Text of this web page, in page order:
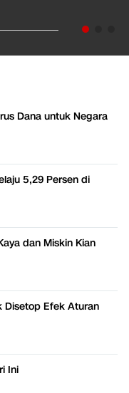
Dana untuk Negara
5,29 Persen di
dan Miskin Kian
Disetop Efek Aturan
Ini